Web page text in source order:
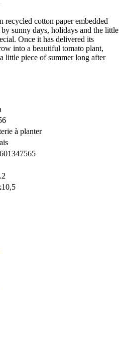
recycled cotton paper embedded
sunny days, holidays and the little
Once it has delivered its
into a beautiful tomato plant,
little piece of summer long after
à planter